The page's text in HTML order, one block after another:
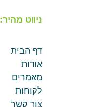
ניווט מהיר:
דף הבית
אודות
מאמרים
לקוחות
צור קשר